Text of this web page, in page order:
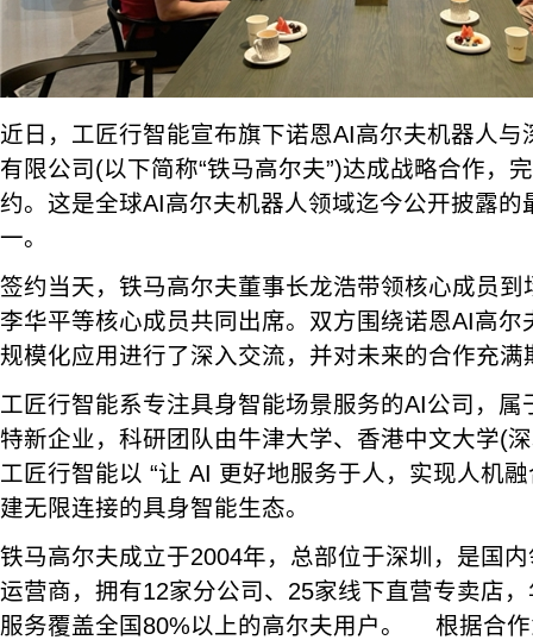
近日，工匠行智能宣布旗下诺恩AI高尔夫机器人与
有限公司(以下简称“铁马高尔夫”)达成战略合作，
约。这是全球AI高尔夫机器人领域迄今公开披露的
一。
签约当天，铁马高尔夫董事长龙浩带领核心成员
李华平等核心成员共同出席。双方围绕诺恩AI高尔
规模化应用进行了深入交流，并对未来的合作充满
工匠行智能系专注具身智能场景服务的AI公司，属
特新企业，科研团队由牛津大学、香港中文大学(
工匠行智能以 “让 AI 更好地服务于人，实现人机
建无限连接的具身智能生态。
铁马高尔夫成立于2004年，总部位于深圳，是国
运营商，拥有12家分公司、25家线下直营专卖店
服务覆盖全国80%以上的高尔夫用户。 根据合